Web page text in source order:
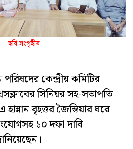
ছবি সংগৃহীত
পরিষদের কেন্দ্রীয় কমিটির
সিনিয়র সহ-সভাপতি
বৃহত্তর জৈন্তিয়ার ঘরে
১০ দফা দাবি